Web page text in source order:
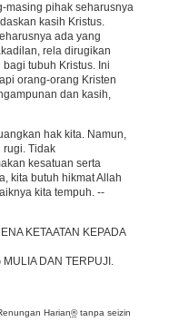
masing pihak seharusnya
kasih Kristus.
ada yang
rela dirugikan
tubuh Kristus. Ini
orang-orang Kristen
dan kasih,
hak kita. Namun,
rugi. Tidak
kesatuan serta
kita butuh hikmat Allah
kita tempuh. --
KETAATAN KEPADA
DAN TERPUJI.
Harian®tanpa seizin